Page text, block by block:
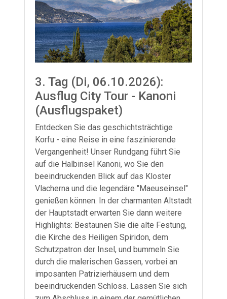
3. Tag (Di, 06.10.2026):
Ausflug City Tour - Kanoni
(Ausflugspaket)
Entdecken Sie das geschichtsträchtige
Korfu - eine Reise in eine faszinierende
Vergangenheit! Unser Rundgang führt Sie
auf die Halbinsel Kanoni, wo Sie den
beeindruckenden Blick auf das Kloster
Vlacherna und die legendäre "Maeuseinsel"
genießen können. In der charmanten Altstadt
der Hauptstadt erwarten Sie dann weitere
Highlights: Bestaunen Sie die alte Festung,
die Kirche des Heiligen Spiridon, dem
Schutzpatron der Insel, und bummeln Sie
durch die malerischen Gassen, vorbei an
imposanten Patrizierhäusern und dem
beeindruckenden Schloss. Lassen Sie sich